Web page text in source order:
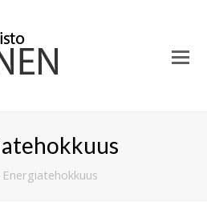
Energiatehokkuus